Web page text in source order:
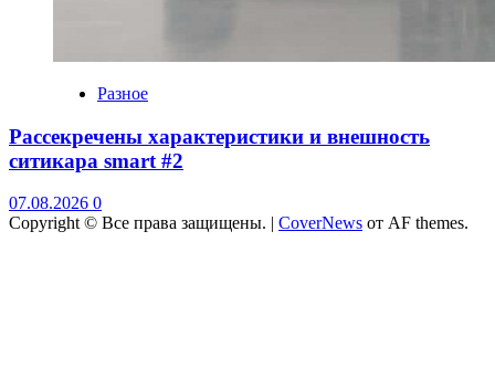
Разное
Рассекречены характеристики и внешность
ситикара smart #2
07.08.2026 0
Copyright © Все права защищены. | CoverNews от AF themes.